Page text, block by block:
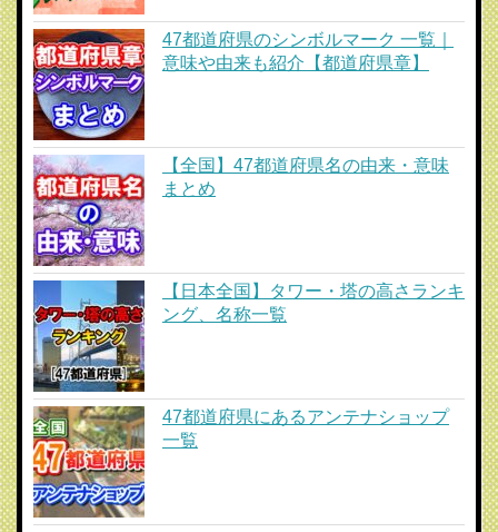
47都道府県のシンボルマーク 一覧｜
意味や由来も紹介【都道府県章】
【全国】47都道府県名の由来・意味
まとめ
【日本全国】タワー・塔の高さランキ
ング、名称一覧
47都道府県にあるアンテナショップ
一覧